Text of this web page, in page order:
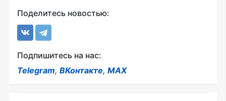
Поделитесь новостью:
Подпишитесь на нас:
Telegram, ВКонтакте, MAX